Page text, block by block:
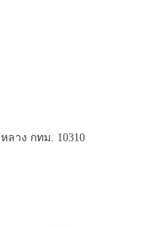
ลาง กทม. 10310